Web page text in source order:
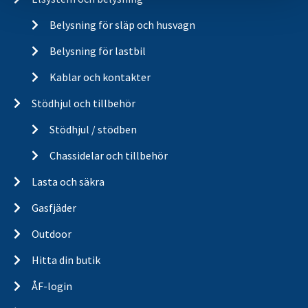
Belysning för släp och husvagn
Belysning för lastbil
Kablar och kontakter
Stödhjul och tillbehör
Stödhjul / stödben
Chassidelar och tillbehör
Lasta och säkra
Gasfjäder
Outdoor
Hitta din butik
ÅF-login